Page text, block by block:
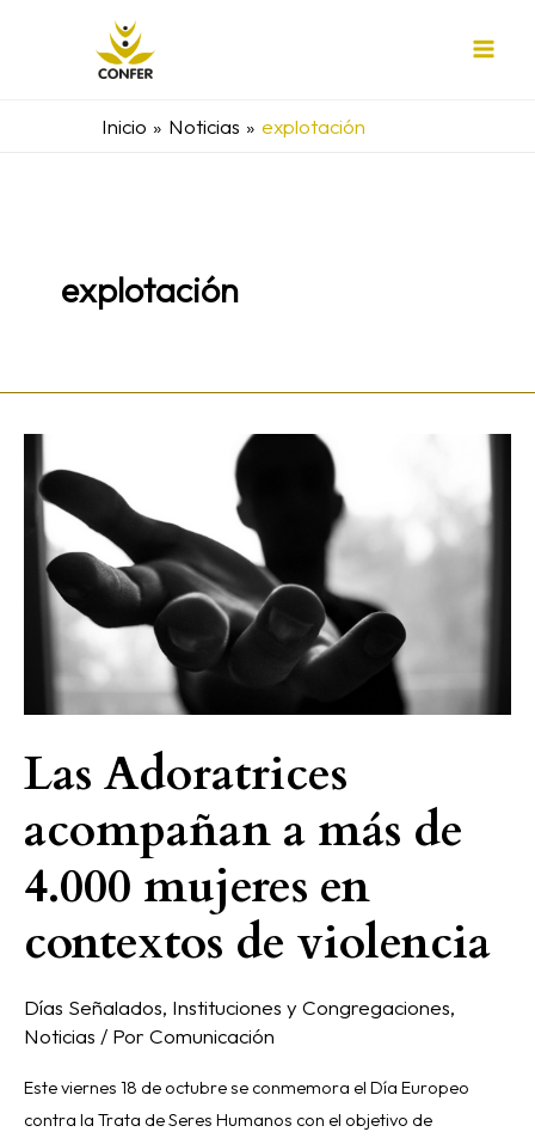
Inicio
Noticias explotación
explotación
Las Adoratrices
acompañan a más de
4.000 mujeres en
contextos de violencia
Días Señalados, Instituciones y Congregaciones,
Noticias / Por Comunicación
Este viernes 18 de octubre se conmemora el Día Europeo
contra la Trata de Seres Humanos con el objetivo de
Adoratrices
acompañan
más